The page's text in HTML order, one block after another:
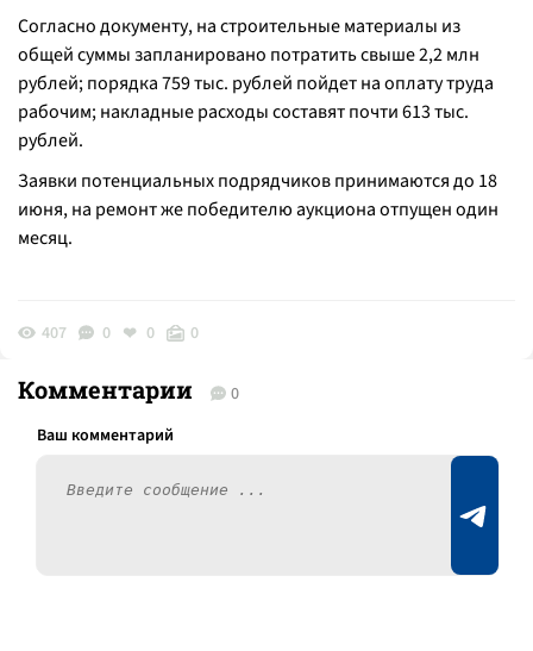
Согласно документу, на строительные материалы из
общей суммы запланировано потратить свыше 2,2 млн
рублей; порядка 759 тыс. рублей пойдет на оплату труда
рабочим; накладные расходы составят почти 613 тыс.
рублей.
Заявки потенциальных подрядчиков принимаются до 18
июня, на ремонт же победителю аукциона отпущен один
месяц.
407 0 0 0
Комментарии 0